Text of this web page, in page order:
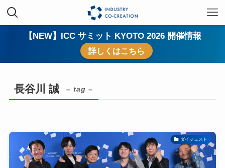
【NEW】ICC サミット KYOTO 2026 開催情報
詳しくはこちら
長谷川 誠 – tag –
ダイジェスト